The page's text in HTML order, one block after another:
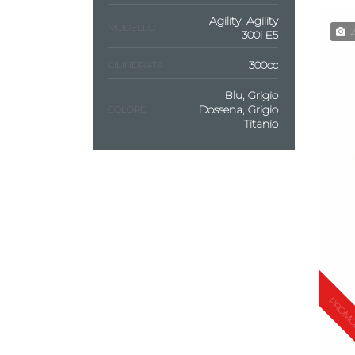
2
Agility, Agility
300i E5
300cc
Blu, Grigio
Dossena, Grigio
Titanio